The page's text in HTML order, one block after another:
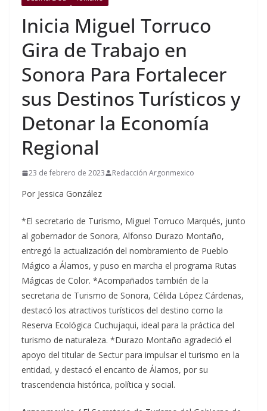
Inicia Miguel Torruco
Gira de Trabajo en
Sonora Para Fortalecer
sus Destinos Turísticos y
Detonar la Economía
Regional
23 de febrero de 2023 Redacción Argonmexico
Por Jessica González
*El secretario de Turismo, Miguel Torruco Marqués, junto
al gobernador de Sonora, Alfonso Durazo Montaño,
entregó la actualización del nombramiento de Pueblo
Mágico a Álamos, y puso en marcha el programa Rutas
Mágicas de Color. *Acompañados también de la
secretaria de Turismo de Sonora, Célida López Cárdenas,
destacó los atractivos turísticos del destino como la
Reserva Ecológica Cuchujaqui, ideal para la práctica del
turismo de naturaleza. *Durazo Montaño agradeció el
apoyo del titular de Sectur para impulsar el turismo en la
entidad, y destacó el encanto de Álamos, por su
trascendencia histórica, política y social.